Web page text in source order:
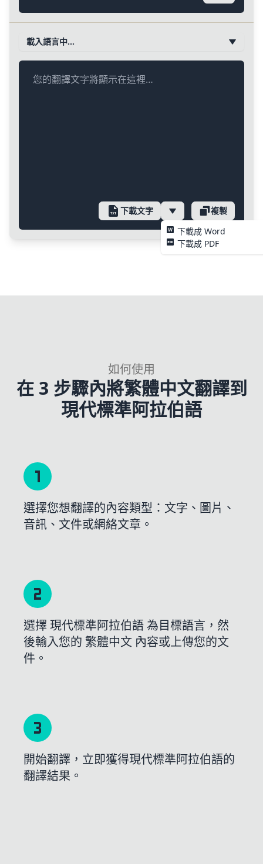
載入語言中…
您的翻譯文字將顯示在這裡…
下載文字
下載成 Word
下載成 PDF
複製
如何使用
在 3 步驟內將繁體中文翻譯到
現代標準阿拉伯語
選擇您想翻譯的內容類型：文字、圖片、
音訊、文件或網絡文章。
選擇 現代標準阿拉伯語 為目標語言，然
後輸入您的 繁體中文 內容或上傳您的文
件。
開始翻譯，立即獲得現代標準阿拉伯語的
翻譯結果。